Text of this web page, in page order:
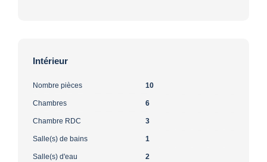
Intérieur
Nombre pièces 10
Chambres 6
Chambre RDC 3
Salle(s) de bains 1
Salle(s) d'eau 2